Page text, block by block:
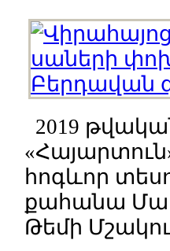
2019
հոգևոր
քահանա
Թեմի